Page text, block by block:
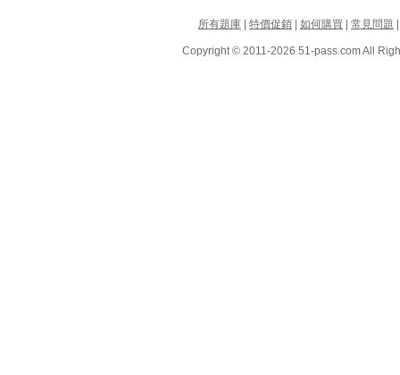
所有題庫 特價促銷 如何購買 常見問題
Copyright © 2011-2026 51-pass.com All